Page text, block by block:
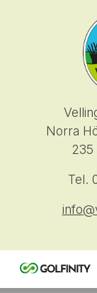
Norra
235
Tel.